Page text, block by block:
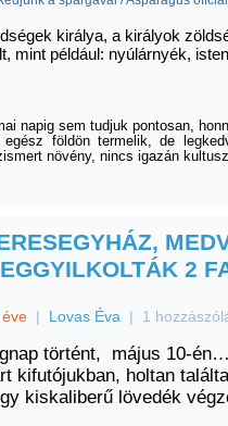
királya, a királyok
mint például: nyúlárnyék,
napig sem tudjuk pontosan,
egész földön termelik, de
növény, nincs igazán
2
| Lovas Éva | 1
történt,
május 10-
kifutójukban, holtan
kiskaliberű lövedék